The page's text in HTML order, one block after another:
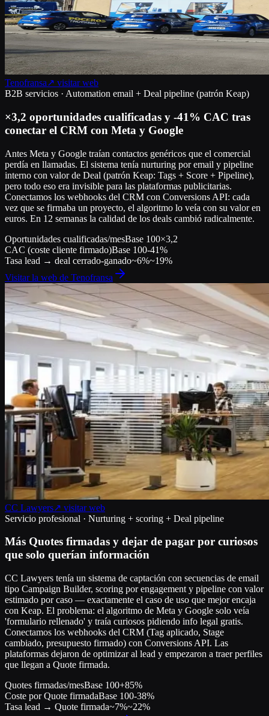
Tenofransa↗ visitar web
B2B servicios · Automation email + Deal pipeline (patrón Keap)
×3,2 oportunidades cualificadas y -41% CAC tras
conectar el CRM con Meta y Google
Antes Meta y Google traían contactos genéricos que el comercial
perdía en llamadas. El sistema tenía nurturing por email y pipeline
interno con valor de Deal (patrón Keap: Tags + Score + Pipeline),
pero todo eso era invisible para las plataformas publicitarias.
Conectamos los webhooks del CRM con Conversions API: cada
vez que se firmaba un proyecto, el algoritmo lo veía con su valor en
euros. En 12 semanas la calidad de los deals cambió radicalmente.
Oportunidades cualificadas/mesBase 100×3,2
CAC (coste cliente firmado)Base 100-41%
Tasa lead → deal cerrado-ganado~6%~19%
Visitar la web de Tenofransa
CC Lawyers↗ visitar web
Servicio profesional · Nurturing + scoring + Deal pipeline
Más Quotes firmadas y dejar de pagar por curiosos
que solo querían información
CC Lawyers tenía un sistema de captación con secuencias de email
tipo Campaign Builder, scoring por engagement y pipeline con valor
estimado por caso — exactamente el caso de uso que mejor encaja
con Keap. El problema: el algoritmo de Meta y Google solo veía
'formulario rellenado' y traía curiosos pidiendo info legal gratis.
Conectamos los webhooks del CRM (Tag aplicado, Stage
cambiado, presupuesto firmado) con Conversions API. Las
plataformas dejaron de optimizar al lead y empezaron a traer perfiles
que llegan a Quote firmada.
Quotes firmadas/mesBase 100+85%
Coste por Quote firmadaBase 100-38%
Tasa lead → Quote firmada~7%~22%